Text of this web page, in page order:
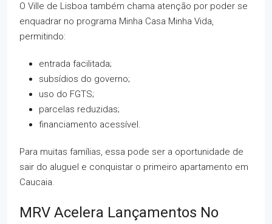
O Ville de Lisboa também chama atenção por poder se
enquadrar no programa Minha Casa Minha Vida,
permitindo:
entrada facilitada;
subsídios do governo;
uso do FGTS;
parcelas reduzidas;
financiamento acessível.
Para muitas famílias, essa pode ser a oportunidade de
sair do aluguel e conquistar o primeiro apartamento em
Caucaia.
MRV Acelera Lançamentos No